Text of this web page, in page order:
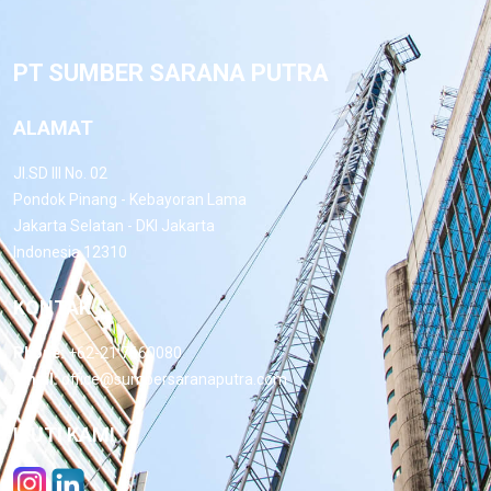
PT SUMBER SARANA PUTRA
ALAMAT
Jl.SD III No. 02
Pondok Pinang - Kebayoran Lama
Jakarta Selatan - DKI Jakarta
Indonesia 12310
KONTAK
Phone: +62-21 7660080
Email:office@sumbersaranaputra.com
IKUTI KAMI